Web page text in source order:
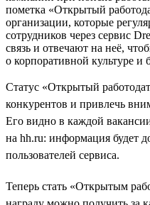
пометка «Открытый
организации, которые
сотрудников через сервис
связь и отвечают на неё,
о корпоративной культуре и
Статус «Открытый
конкурентов и привлечь
Его видно в каждой
на hh.ru: информация будет
пользователей сервиса.
Теперь стать «Открытым